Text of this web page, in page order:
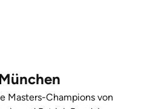
Masters-Champions von